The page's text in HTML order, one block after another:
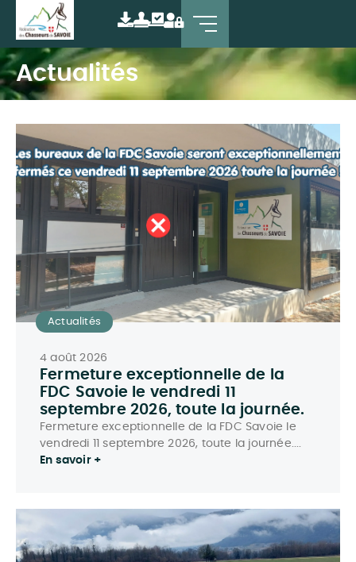
Actualités
Actualités
4 août 2026
Fermeture exceptionnelle de la
FDC Savoie le vendredi 11
septembre 2026, toute la journée.
Fermeture exceptionnelle de la FDC Savoie le
vendredi 11 septembre 2026, toute la journée....
En savoir +